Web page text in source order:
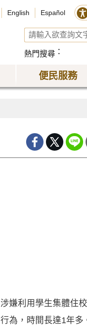
English Español
熱門搜尋
便民服務
嫌利用學生集體住校
為，時間長達1年多